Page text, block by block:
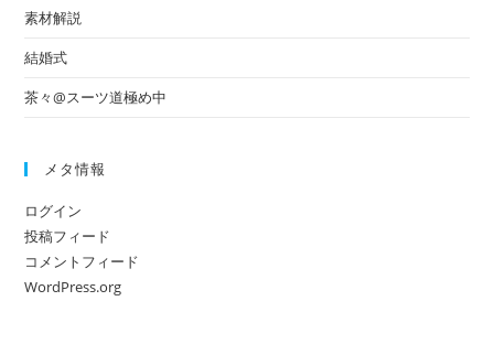
素材解説
結婚式
茶々@スーツ道極め中
メタ情報
ログイン
投稿フィード
コメントフィード
WordPress.org